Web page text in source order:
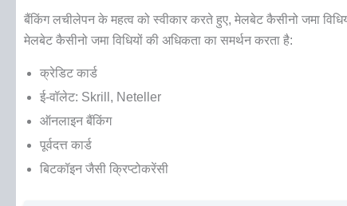
बैंकिंग लचीलेपन के महत्व को स्वीकार करते हुए, मेलबेट कैसीनो जमा
मेलबेट कैसीनो जमा विधियों की अधिकता का समर्थन करता है:
क्रेडिट कार्ड
ई-वॉलेट: Skrill, Neteller
ऑनलाइन बैंकिंग
पूर्वदत्त कार्ड
बिटकॉइन जैसी क्रिप्टोकरेंसी